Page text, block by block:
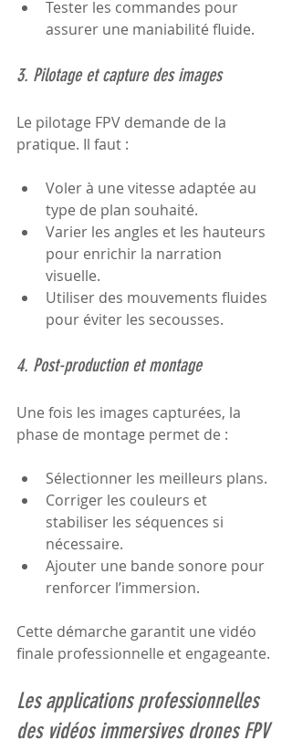
Tester les commandes pour
assurer une maniabilité fluide.
3. Pilotage et capture des images
Le pilotage FPV demande de la
pratique. Il faut :
Voler à une vitesse adaptée au
type de plan souhaité.
Varier les angles et les hauteurs
pour enrichir la narration
visuelle.
Utiliser des mouvements fluides
pour éviter les secousses.
4. Post-production et montage
Une fois les images capturées, la
phase de montage permet de :
Sélectionner les meilleurs plans.
Corriger les couleurs et
stabiliser les séquences si
nécessaire.
Ajouter une bande sonore pour
renforcer l’immersion.
Cette démarche garantit une vidéo
finale professionnelle et engageante.
Les applications professionnelles
des vidéos immersives drones FPV